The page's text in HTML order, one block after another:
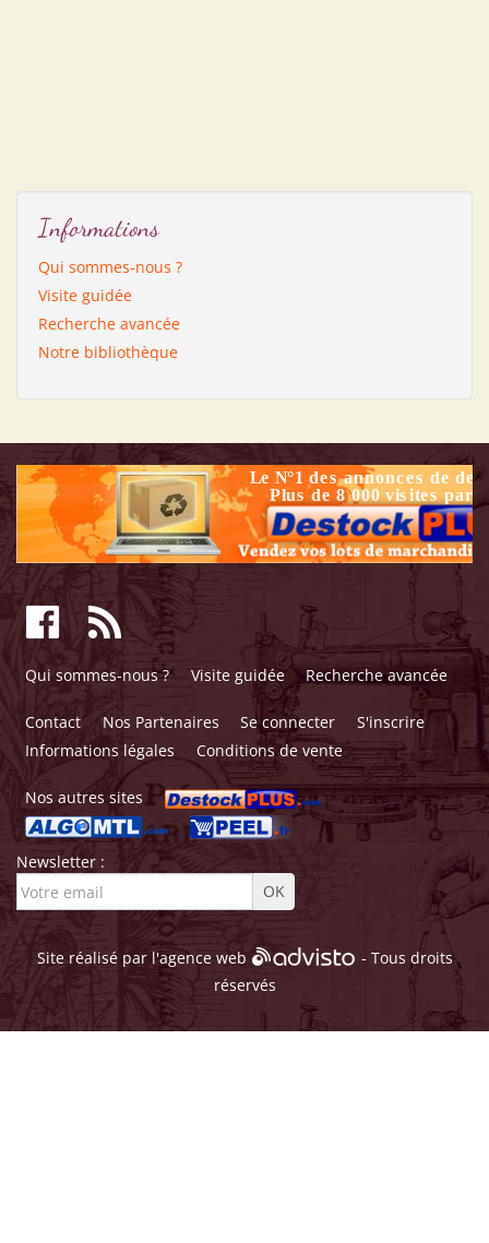
Informations
Qui sommes-nous ?
Visite guidée
Recherche avancée
Notre bibliothèque
Qui sommes-nous ? Visite guidée Recherche avancée
Contact Nos Partenaires Se connecter
S'inscrire
Informations légales
Conditions de vente
Nos autres sites
Newsletter :
Site réalisé par l'agence web
- Tous droits
réservés